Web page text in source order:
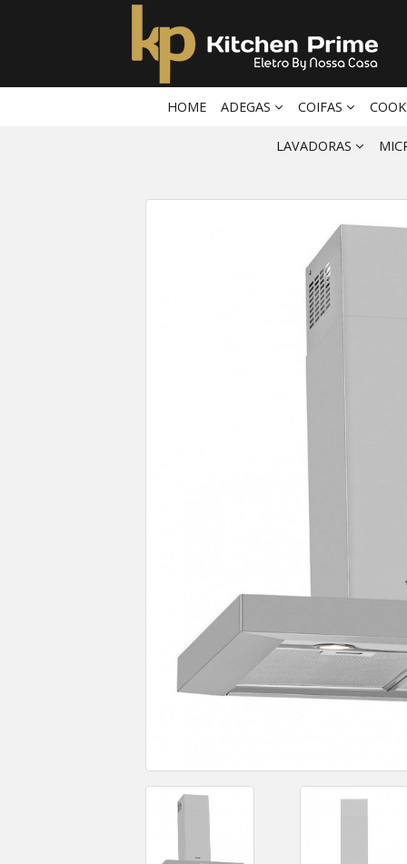
HOME ADEGAS COIFAS
LAVADORAS